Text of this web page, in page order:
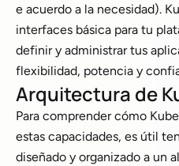
e acuerdo a la necesidad).
interfaces básica para tu
definir y administrar tus
flexibilidad, potencia y
Arquitectura de
Para comprender cómo
estas capacidades, es útil
diseñado y organizado a un